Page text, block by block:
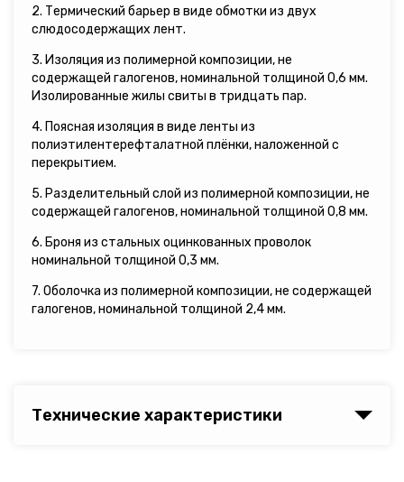
2. Термический барьер в виде обмотки из двух
слюдосодержащих лент.
3. Изоляция из полимерной композиции, не
содержащей галогенов, номинальной толщиной 0,6 мм.
Изолированные жилы свиты в тридцать пар.
4. Поясная изоляция в виде ленты из
полиэтилентерефталатной плёнки, наложенной с
перекрытием.
5. Разделительный слой из полимерной композиции, не
содержащей галогенов, номинальной толщиной 0,8 мм.
6. Броня из стальных оцинкованных проволок
номинальной толщиной 0,3 мм.
7. Оболочка из полимерной композиции, не содержащей
галогенов, номинальной толщиной 2,4 мм.
Технические характеристики